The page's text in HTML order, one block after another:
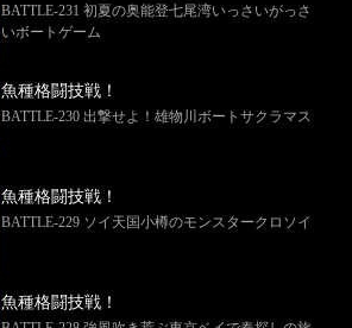
BATTLE-231 初夏の奥能登七尾湾いっさいがっさ
いボートゲーム
魚種格闘技戦！
BATTLE-230 出撃せよ！雄物川ボートサクラマス
魚種格闘技戦！
BATTLE-229 ソイ天国小樽のモンスタークロソイ
魚種格闘技戦！